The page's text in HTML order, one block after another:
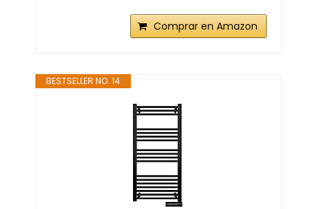
Comprar en Amazon
BESTSELLER NO. 14